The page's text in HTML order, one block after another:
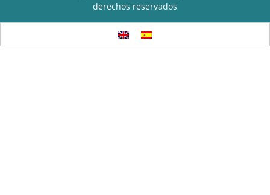
derechos reservados